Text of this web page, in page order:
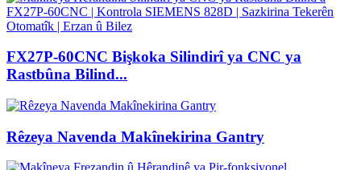
FX27P-60CNC Bişkoka Silindirî ya CNC ya
Rastbûna Bilind...
Rêzeya Navenda Makînekirina Gantry